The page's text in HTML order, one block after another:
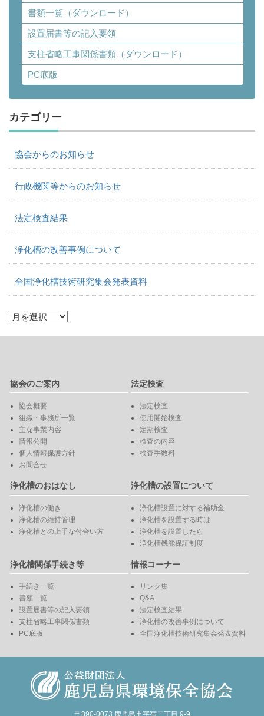
書類一覧（ダウンロード）
設置届書等の記入要領
支柱省略工事関係書類（ダウンロード）
PC底版
カテゴリー
協会からのお知らせ
行政機関等からのお知らせ
法定検査結果
浄化槽の改善事例について
全国浄化槽技術研究集会発表資料
協会のご案内
協会概要
組織・事務所一覧
主な事業内容
情報公開
個人情報保護方針
お問合せ
法定検査
法定検査
使用開始検査
定期検査
検査の内容
検査手数料
浄化槽のおはなし
浄化槽の働き
浄化槽の維持管理
浄化槽との上手な付合い方
浄化槽の設置について
浄化槽設置に対する補助金
浄化槽を設置する時は
浄化槽を設置したら
浄化槽機能保証制度
浄化槽関係手続き等
手続き一覧
書類一覧
設置届書等の記入要領
支柱省略工事関係書類
PC底版
情報コーナー
リンク集
Q&A
法定検査結果
浄化槽の改善事例について
全国浄化槽技術研究集会発表資料
〒890-0073 鹿児島市宇宿二丁目 9-9